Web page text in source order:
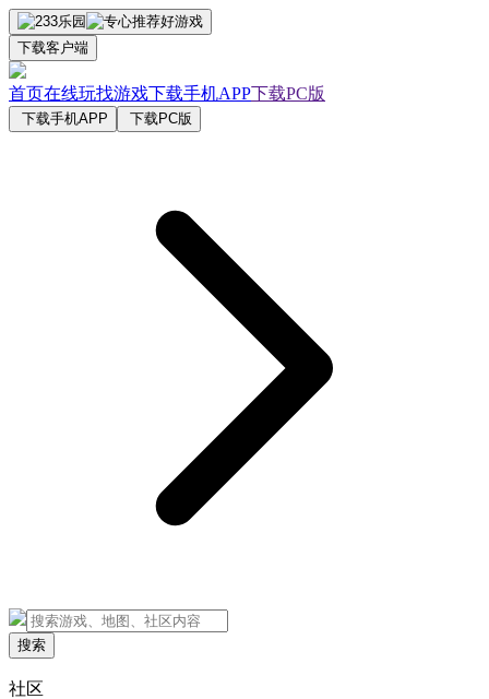
下载客户端
首页在线玩找游戏下载手机APP下载PC版
下载手机APP 下载PC版
搜索
社区